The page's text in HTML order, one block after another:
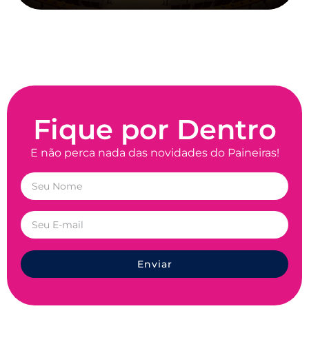
Fique por Dentro
E não perca nada das novidades do Paineiras!
Enviar